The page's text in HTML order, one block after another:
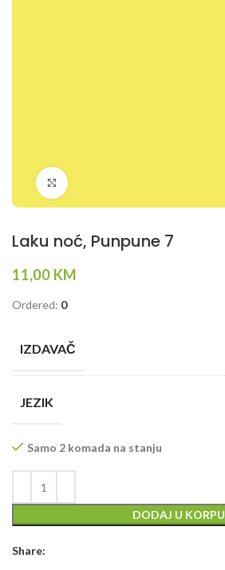
Laku noć, Punpune 7
11,00 KM
Ordered: 0
IZDAVAČ
JEZIK
Samo 2 komada na stanju
DODAJ U KORPU
Share: